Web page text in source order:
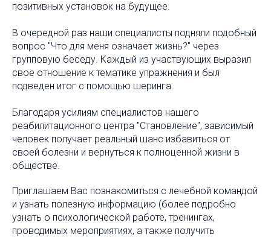
позитивных установок на будущее.
В очередной раз наши специалисты подняли подобный
вопрос "Что для меня означает жизнь?" через
групповую беседу. Каждый из участвующих выразил
свое отношение к тематике упражнения и был
подведен итог с помощью шеринга.
Благодаря усилиям специалистов нашего
реабилитационного центра "Становление", зависимый
человек получает реальный шанс избавиться от
своей болезни и вернуться к полноценной жизни в
обществе.
Приглашаем Вас познакомиться с лечебной командой
и узнать полезную информацию (более подробно
узнать о психологической работе, тренингах,
проводимых мероприятиях, а также получить